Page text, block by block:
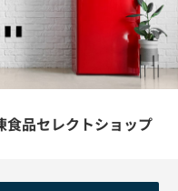
食品セレクトショップ